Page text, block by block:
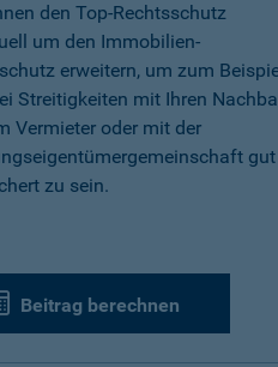
den Top-Rechtsschutz
um den Immobilien-
erweitern, um zum
Streitigkeiten mit Ihren
Vermieter oder mit der
gut
zu sein.
Beitrag berechnen